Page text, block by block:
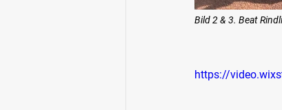
Bild 2 & 3. Beat
https://